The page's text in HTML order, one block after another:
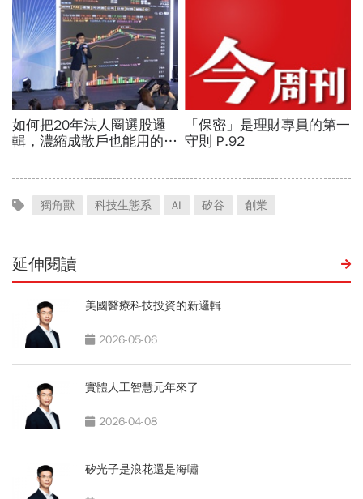
獨角獸 科技生態系 AI 矽谷 創業
延伸閱讀
美國醫療科技投資的新邏輯
2026-05-06
實體人工智慧元年來了
2026-04-08
矽光子是浪花還是海嘯